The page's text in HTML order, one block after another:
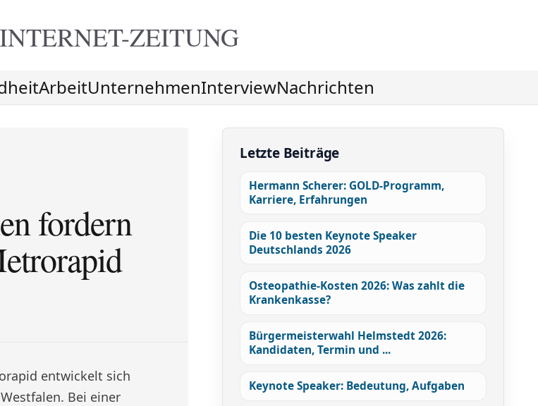
INTERNET-ZEITUNG
ArbeitUnternehmenInterviewNachrichten
fordern
entwickelt sich
Bei einer
Letzte Beiträge
Hermann Scherer: GOLD-Programm,
Karriere, Erfahrungen
Die 10 besten Keynote Speaker
Deutschlands 2026
Osteopathie-Kosten 2026: Was zahlt die
Krankenkasse?
Bürgermeisterwahl Helmstedt 2026:
Kandidaten, Termin und ...
Keynote Speaker: Bedeutung, Aufgaben